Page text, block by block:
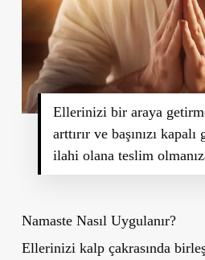
Ellerinizi bir araya
arttırır ve başınızı
ilahi olana teslim
Namaste Nasıl Uygulanır?
Ellerinizi kalp çakrasında